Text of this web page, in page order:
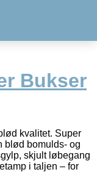
Bukser
kvalitet. Super
blød bomulds- og
skjult løbegang
i taljen – for